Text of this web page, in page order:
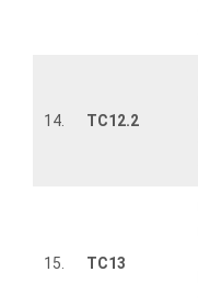
14. TC12.2
15. TC13